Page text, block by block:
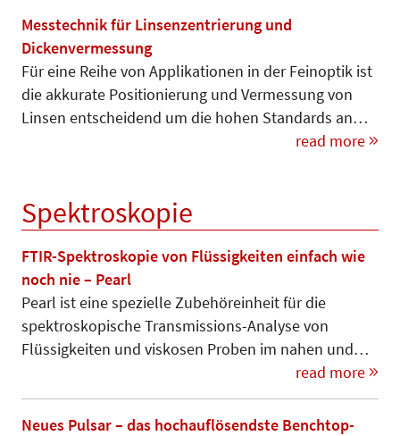
Messtechnik für Linsenzentrierung und
Dickenvermessung
Für eine Reihe von Applikationen in der Feinoptik ist
die akkurate Po­sitionierung und Ver­mes­sung von
Linsen entscheidend um die hohen Standards an…
read more
Spektroskopie
FTIR-Spektroskopie von Flüssigkeiten einfach wie
noch nie – Pearl
Pearl ist eine spezielle Zubehör­einheit für die
spektroskopische Trans­mis­sions-Analyse von
Flüssig­kei­ten und viskosen Proben im nahen und…
read more
Neues Pulsar – das hochauflösendste Benchtop-